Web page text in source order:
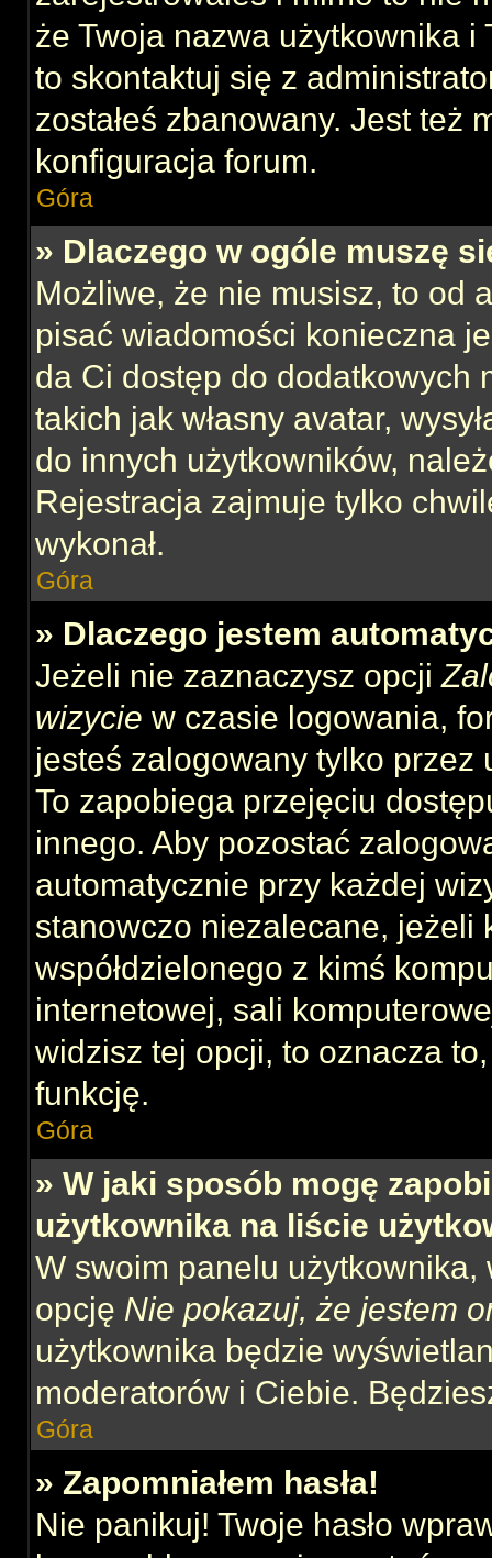
że Twoja nazwa użytkownika i
to skontaktuj się z
zostałeś zbanowany. Jest też
konfiguracja forum.
Góra
» Dlaczego w ogóle muszę
Możliwe, że nie musisz, to od
pisać wiadomości konieczna
da Ci dostęp do dodatkowych
takich jak własny avatar,
do innych użytkowników,
Rejestracja zajmuje tylko
wykonał.
Góra
» Dlaczego jestem
Jeżeli nie zaznaczysz opcji
wizycie w czasie logowania,
jesteś zalogowany tylko
To zapobiega przejęciu
innego. Aby pozostać
automatycznie przy każdej
stanowczo niezalecane, jeżeli
współdzielonego z kimś
internetowej, sali
widzisz tej opcji, to oznacza
funkcję.
Góra
» W jaki sposób mogę
użytkownika na liście
W swoim panelu użytkownika,
opcję Nie pokazuj, że jestem
użytkownika będzie
moderatorów i Ciebie.
Góra
» Zapomniałem hasła!
Nie panikuj! Twoje hasło